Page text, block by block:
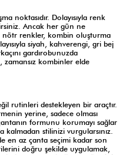
noktasıdır. Dolayısıyla renk
Ancak her gün ne
nötr renkler, kombin oluşturma
siyah, kahverengi, gri bej
gardırobunuzda
zamansız kombinler elde
rutinleri destekleyen bir araçtır.
yerine, sadece olması
formunu korumayı sağlar
stilinizi vurgularsınız.
en az çanta seçimi kadar son
doğru şekilde uygulamak,